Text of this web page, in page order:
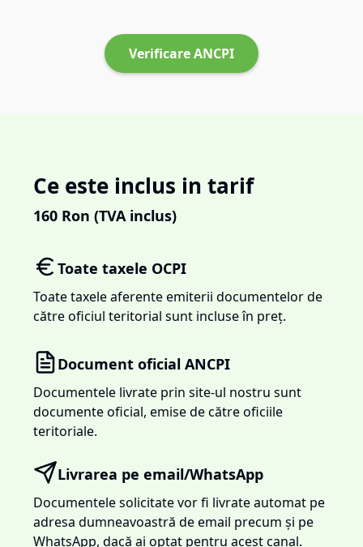
Verificare ANCPI
Ce este inclus in tarif
160 Ron (TVA inclus)
Toate taxele OCPI
Toate taxele aferente emiterii documentelor de
către oficiul teritorial sunt incluse în preț.
Document oficial ANCPI
Documentele livrate prin site-ul nostru sunt
documente oficial, emise de către oficiile
teritoriale.
Livrarea pe email/WhatsApp
Documentele solicitate vor fi livrate automat pe
adresa dumneavoastră de email precum și pe
WhatsApp, dacă ai optat pentru acest canal.